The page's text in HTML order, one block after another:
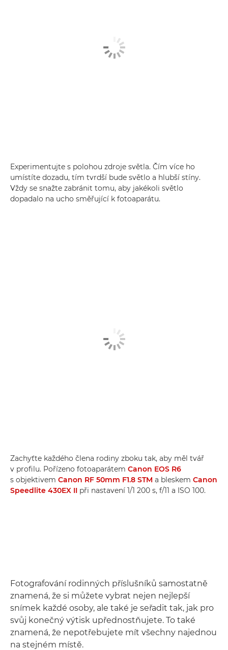
Experimentujte s polohou zdroje světla. Čím více ho
umístíte dozadu, tím tvrdší bude světlo a hlubší stíny.
Vždy se snažte zabránit tomu, aby jakékoli světlo
dopadalo na ucho směřující k fotoaparátu.
Zachyťte každého člena rodiny zboku tak, aby měl tvář
v profilu. Pořízeno fotoaparátem Canon EOS R6
s objektivem Canon RF 50mm F1.8 STM a bleskem Canon
Speedlite 430EX II při nastavení 1/1 200 s, f/11 a ISO 100.
Fotografování rodinných příslušníků samostatně
znamená, že si můžete vybrat nejen nejlepší
snímek každé osoby, ale také je seřadit tak, jak pro
svůj konečný výtisk upřednostňujete. To také
znamená, že nepotřebujete mít všechny najednou
na stejném místě.